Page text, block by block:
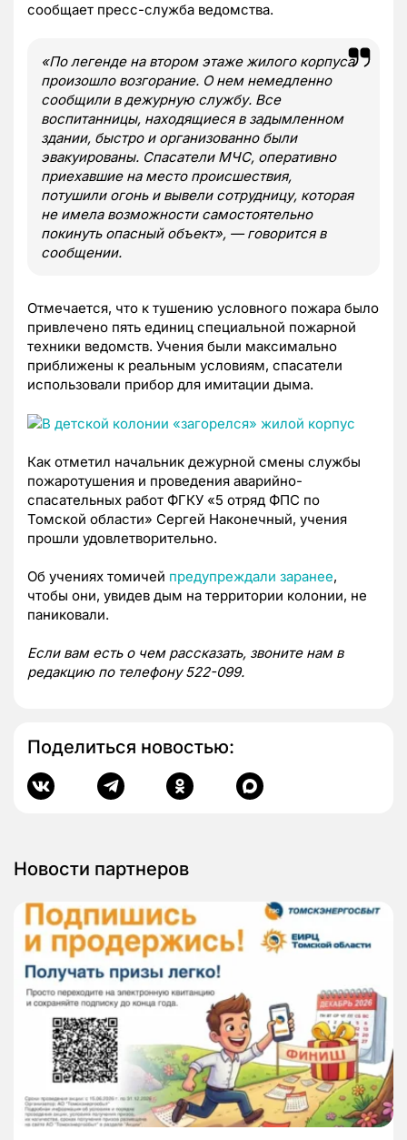
сообщает пресс-служба ведомства.
«По легенде на втором этаже жилого корпуса
произошло возгорание. О нем немедленно
сообщили в дежурную службу. Все
воспитанницы, находящиеся в задымленном
здании, быстро и организованно были
эвакуированы. Спасатели МЧС, оперативно
приехавшие на место происшествия,
потушили огонь и вывели сотрудницу, которая
не имела возможности самостоятельно
покинуть опасный объект», — говорится в
сообщении.
Отмечается, что к тушению условного пожара было
привлечено пять единиц специальной пожарной
техники ведомств. Учения были максимально
приближены к реальным условиям, спасатели
использовали прибор для имитации дыма.
Как отметил начальник дежурной смены службы
пожаротушения и проведения аварийно-
спасательных работ ФГКУ «5 отряд ФПС по
Томской области» Сергей Наконечный, учения
прошли удовлетворительно.
Об учениях томичей предупреждали заранее,
чтобы они, увидев дым на территории колонии, не
паниковали.
Если вам есть о чем рассказать, звоните нам в
редакцию по телефону 522-099.
Поделиться новостью:
Новости партнеров